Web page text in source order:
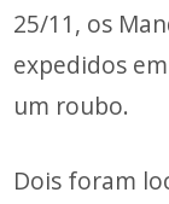
25/11, os
expedidos
um roubo.
Dois foram